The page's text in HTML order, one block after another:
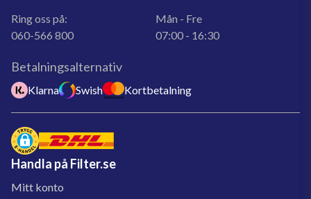
Ring oss på:
060-566 800
Mån - Fre
07:00 - 16:30
Betalningsalternativ
Klarna Swish Kortbetalning
Handla på Filter.se
Mitt konto